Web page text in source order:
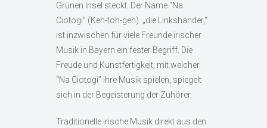
Grünen Insel steckt. Der Name “Na
Ciotogi” (Keh-toh-geh) „die Linkshänder,“
ist inzwischen für viele Freunde irischer
Musik in Bayern ein fester Begriff. Die
Freude und Kunstfertigkeit, mit welcher
“Na Ciotogi” ihre Musik spielen, spiegelt
sich in der Begeisterung der Zuhörer.
Traditionelle irische Musik direkt aus den